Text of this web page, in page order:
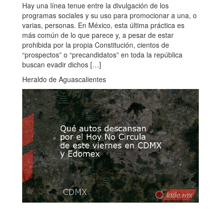
Hay una línea tenue entre la divulgación de los
programas sociales y su uso para promocionar a una, o
varias, personas. En México, esta última práctica es
más común de lo que parece y, a pesar de estar
prohibida por la propia Constitución, cientos de
“prospectos” o “precandidatos” en toda la república
buscan evadir dichos […]
Heraldo de Aguascalientes